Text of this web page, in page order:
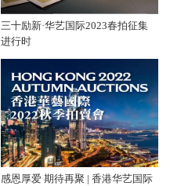
三十励新·华艺国际2023春拍征集
进行时
感恩厚爱 期待再聚 | 香港华艺国际